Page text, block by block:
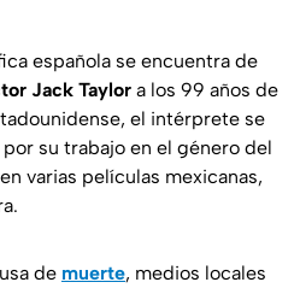
española se encuentra de
Jack Taylor a los 99 años de
el intérprete se
su trabajo en el género del
varias películas mexicanas,
de muerte, medios locales